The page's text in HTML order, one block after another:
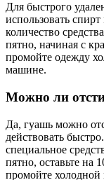
Для быстрого
использовать
количество
пятно, начиная с
промойте одежду
машине.
Можно ли
Да, гуашь можно
действовать
специальное
пятно, оставьте на
промойте холодной